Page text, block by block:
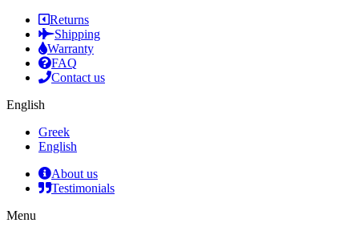
Returns
Shipping
Warranty
FAQ
Contact us
English
Greek
English
About us
Testimonials
Menu